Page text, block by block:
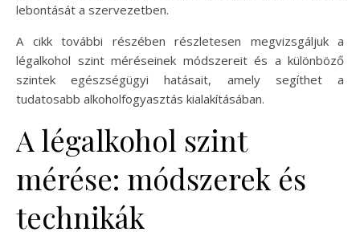
lebontását a szervezetben.
A cikk további részében részletesen megvizsgáljuk a
légalkohol szint méréseinek módszereit és a különböző
szintek egészségügyi hatásait, amely segíthet a
tudatosabb alkoholfogyasztás kialakításában.
A légalkohol szint
mérése: módszerek és
technikák